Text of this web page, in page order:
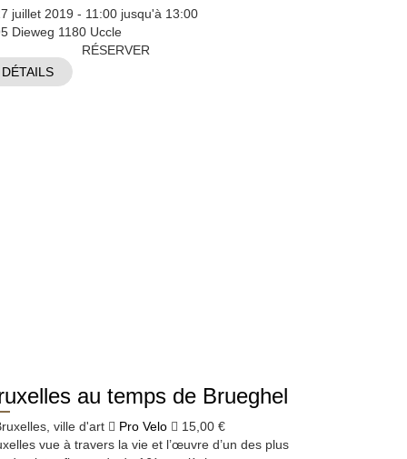
juillet 2019 - 11:00 jusqu'à 13:00
Dieweg 1180 Uccle
DÉTAILS
RÉSERVER
au temps de Brueghel
ville d'art Pro Velo
15,00 €
vue à travers la vie et l’œuvre d’un des plus